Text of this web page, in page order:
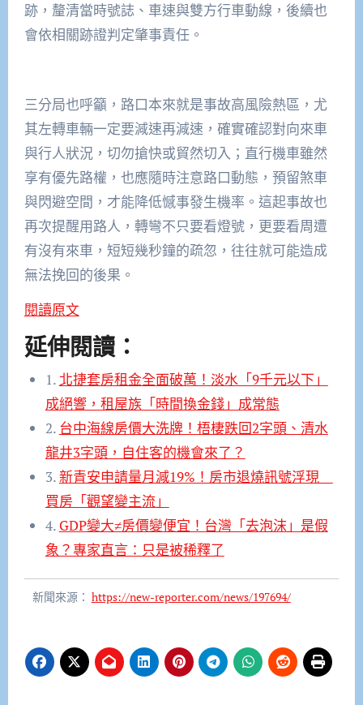
跡，釐清當時號誌、車速與雙方行車動線，後續也
會依相關跡證判定肇事責任。
三分局也呼籲，路口本來就是事故高風險熱區，尤
其左轉車輛一定要減速再減速，確實確認對向來車
與行人狀況，切勿搶快或貿然切入；直行機車雖然
享有優先路權，也應隨時注意路口動態，預留煞車
與閃避空間，才能降低憾事發生機率。這起事故也
再次提醒用路人，轉彎不只要看燈號，更要看周遭
有沒有來車，短短幾秒鐘的疏忽，往往就可能造成
無法挽回的後果。
閱讀原文
延伸閱讀：
1. 北捷套房租金全面破萬！淡水「9千元以下」
成絕響，租屋族「時間換金錢」成常態
2. 台中海線房價大洗牌！梧棲跌回2字頭、清水
龍井3字頭，自住客的機會來了？
3.新青安申請量月減19%！房市退燒訊號浮現
買房「觀望變主流」
4. GDP變大≠房價變便宜！台灣「去泡沫」是假
象？專家直言：只是被稀釋了
新聞來源： https://new-reporter.com/news/197694/